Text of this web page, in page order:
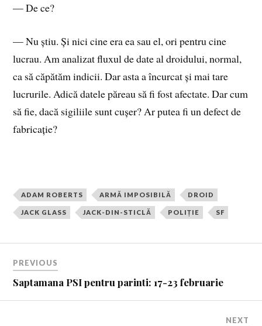
— De ce?
— Nu știu. Și nici cine era ea sau el, ori pentru cine
lucrau. Am analizat fluxul de date al droidului, normal,
ca să căpătăm indicii. Dar asta a încurcat și mai tare
lucrurile. Adică datele păreau să fi fost afectate. Dar cum
să fie, dacă sigiliile sunt cușer? Ar putea fi un defect de
fabricație?
ADAM ROBERTS ARMĂ IMPOSIBILĂ DROID
JACK GLASS JACK-DIN-STICLĂ POLIȚIE SF
PREVIOUS
Saptamana PSI pentru parinti: 17-23 februarie
NEXT